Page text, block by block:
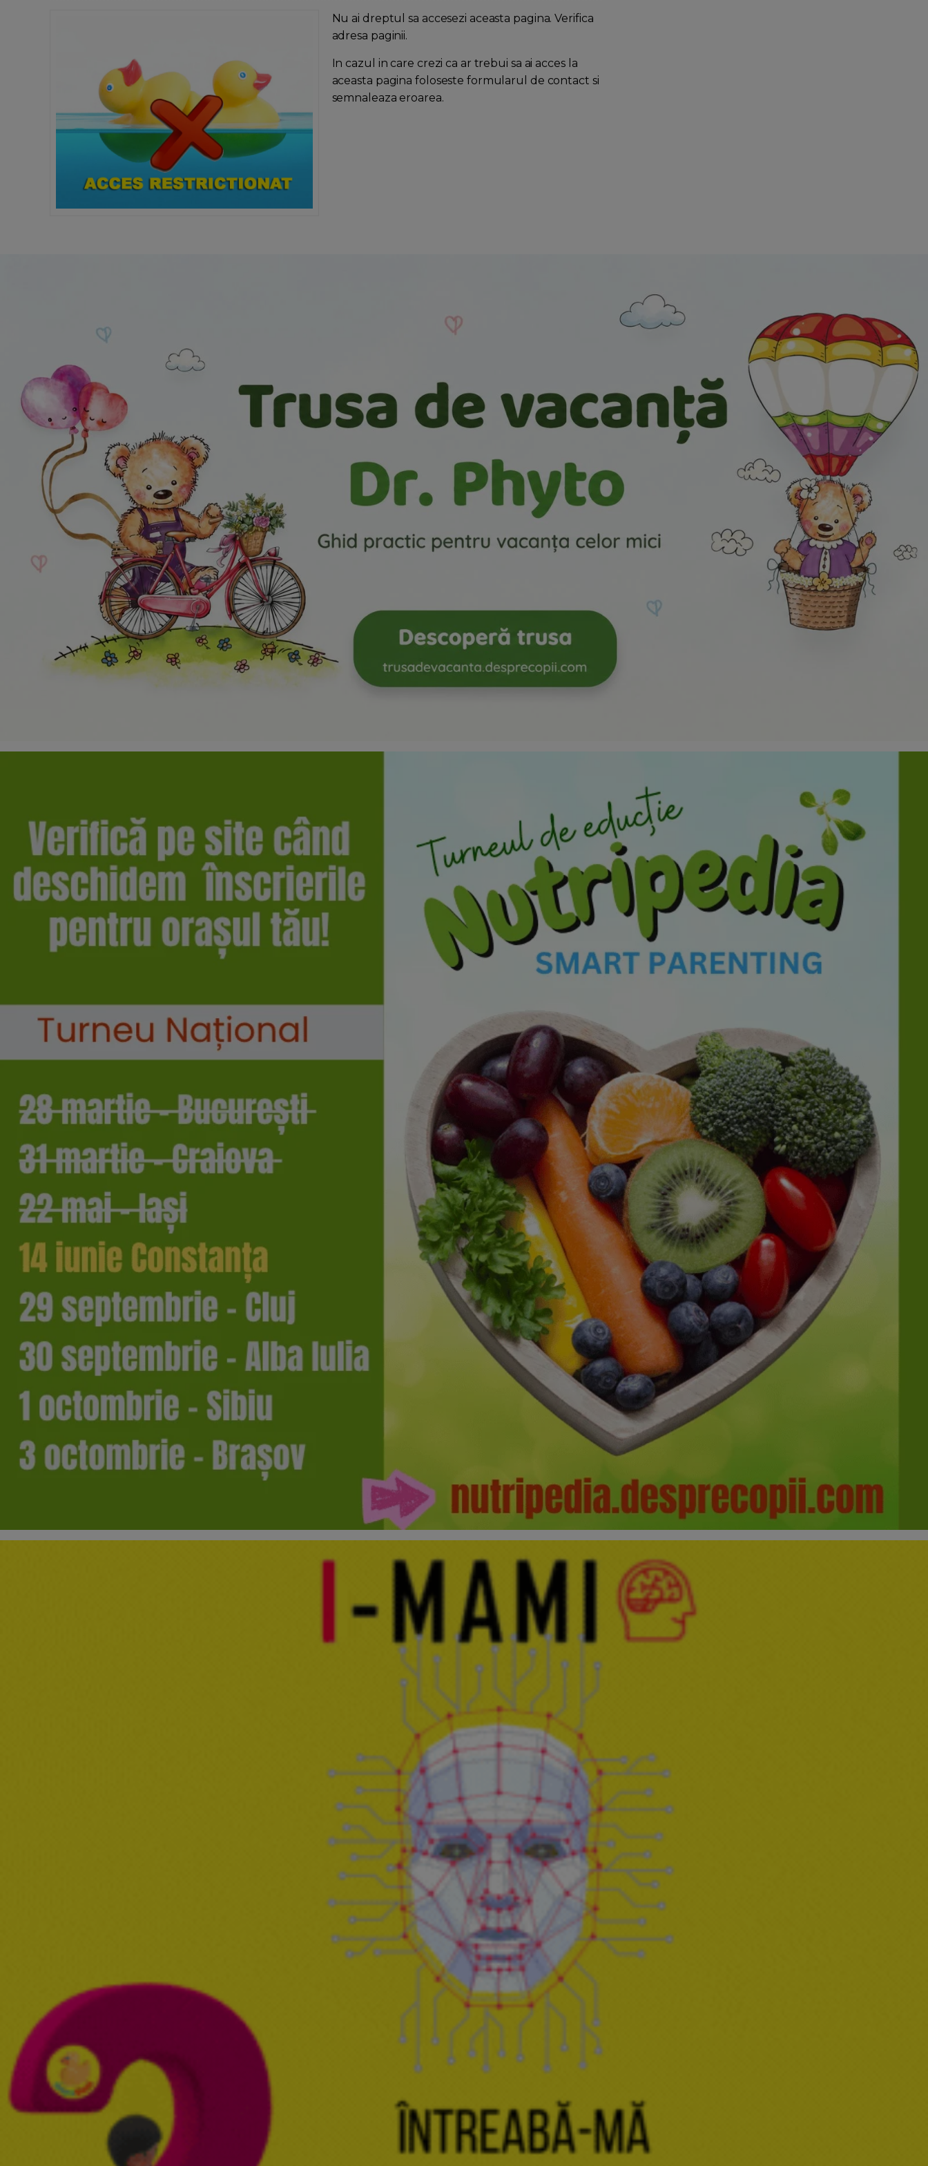
Nu ai dreptul sa accesezi aceasta pagina. Verifica
adresa paginii.
In cazul in care crezi ca ar trebui sa ai acces la
aceasta pagina foloseste formularul de contact si
semnaleaza eroarea.